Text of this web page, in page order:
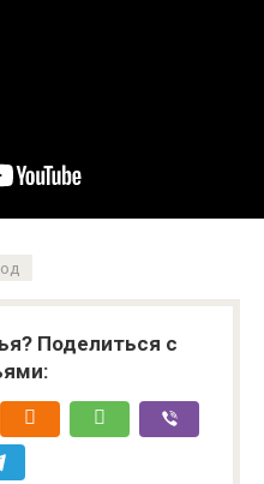
Поделиться с